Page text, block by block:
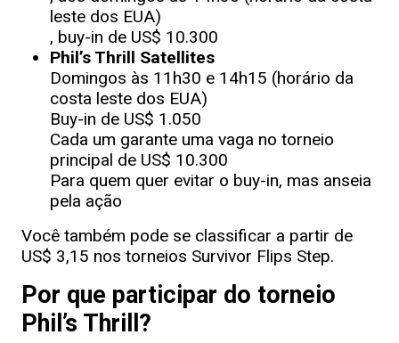
leste dos EUA)
, buy-in de US$ 10.300
Phil’s Thrill Satellites
Domingos às 11h30 e 14h15 (horário da
costa leste dos EUA)
Buy-in de US$ 1.050
Cada um garante uma vaga no torneio
principal de US$ 10.300
Para quem quer evitar o buy-in, mas anseia
pela ação
Você também pode se classificar a partir de
US$ 3,15 nos torneios Survivor Flips Step.
Por que participar do torneio
Phil’s Thrill?